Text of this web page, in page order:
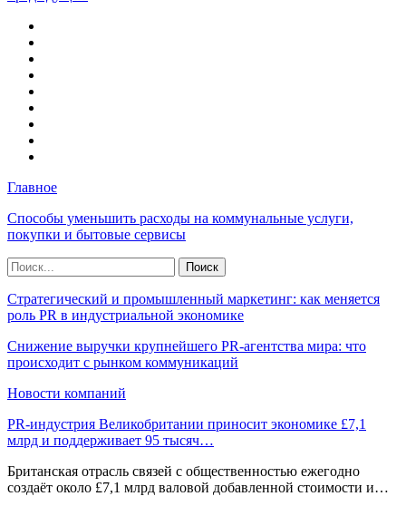
Главное
Способы уменьшить расходы на коммунальные услуги,
покупки и бытовые сервисы
Стратегический и промышленный маркетинг: как меняется
роль PR в индустриальной экономике
Снижение выручки крупнейшего PR-агентства мира: что
происходит с рынком коммуникаций
Новости компаний
PR-индустрия Великобритании приносит экономике £7,1
млрд и поддерживает 95 тысяч…
Британская отрасль связей с общественностью ежегодно
создаёт около £7,1 млрд валовой добавленной стоимости и…